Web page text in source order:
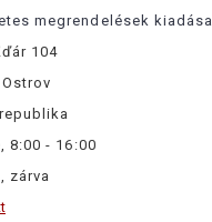
megrendelések kiadása
104
8:00 - 16:00
zárva